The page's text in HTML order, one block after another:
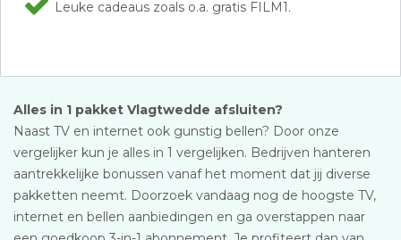
Leuke cadeaus zoals o.a. gratis FILM1.
Alles in 1 pakket Vlagtwedde afsluiten?
Naast TV en internet ook gunstig bellen? Door onze
vergelijker kun je alles in 1 vergelijken. Bedrijven hanteren
aantrekkelijke bonussen vanaf het moment dat jij diverse
pakketten neemt. Doorzoek vandaag nog de hoogste TV,
internet en bellen aanbiedingen en ga overstappen naar